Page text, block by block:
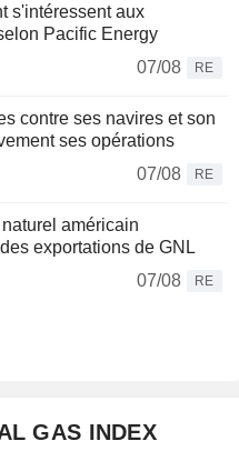
s'intéressent aux
Pacific Energy
07/08
RE
contre ses navires et son
ses opérations
07/08
RE
américain
exportations de GNL
07/08
RE
GAS INDEX